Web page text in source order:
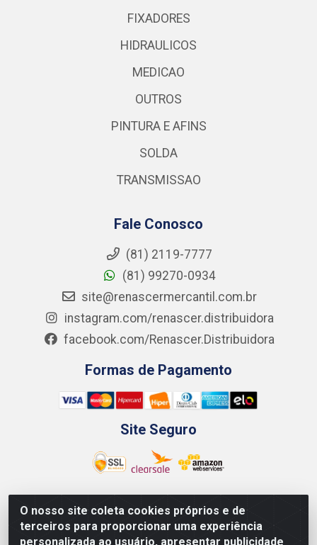
O nosso site coleta cookies próprios e de
terceiros para proporcionar uma experiência
personalizada ao usuário, apresentar publicidade
FIXADORES
HIDRAULICOS
MEDICAO
OUTROS
PINTURA E AFINS
SOLDA
TRANSMISSAO
Fale Conosco
(81) 2119-7777
(81) 99270-0934
site@renascermercantil.com.br
instagram.com/renascer.distribuidora
facebook.com/Renascer.Distribuidora
Formas de Pagamento
Site Seguro
Renascer Distribuidora - Rua São Miguel, 1845 -
Afogados - Recife / PE - CEP 50850-000 - CNPJ